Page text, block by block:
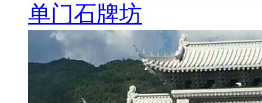
单门石牌坊